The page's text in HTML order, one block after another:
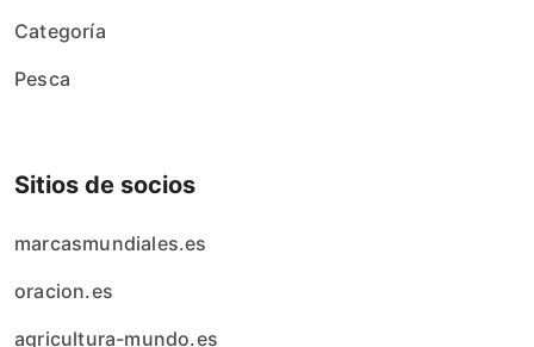
Categoría
Pesca
Sitios de socios
marcasmundiales.es
oracion.es
agricultura-mundo.es